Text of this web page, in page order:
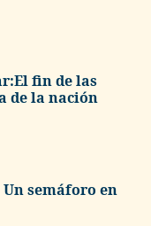
fin de las
de la nación
semáforo en